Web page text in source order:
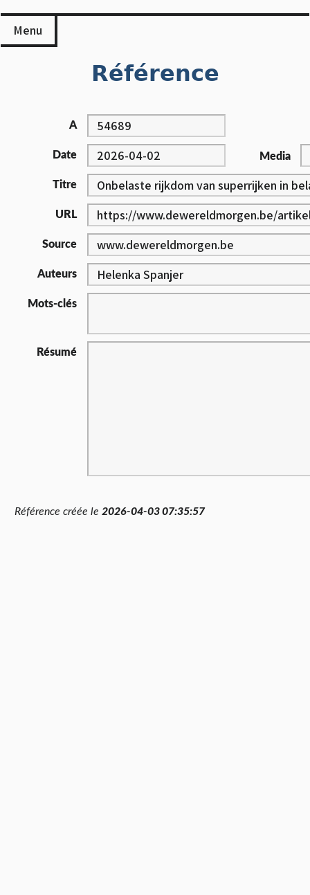
Menu
Référence
A
Date Media
Titre
URL
Source
Auteurs
Mots-clés
Résumé
Référence créée le 2026-04-03 07:35:57